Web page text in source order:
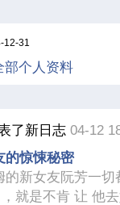
12-31
部个人资料
了新日志 04-12
的惊悚秘密
的新女友阮芳一
就是不肯 让 他